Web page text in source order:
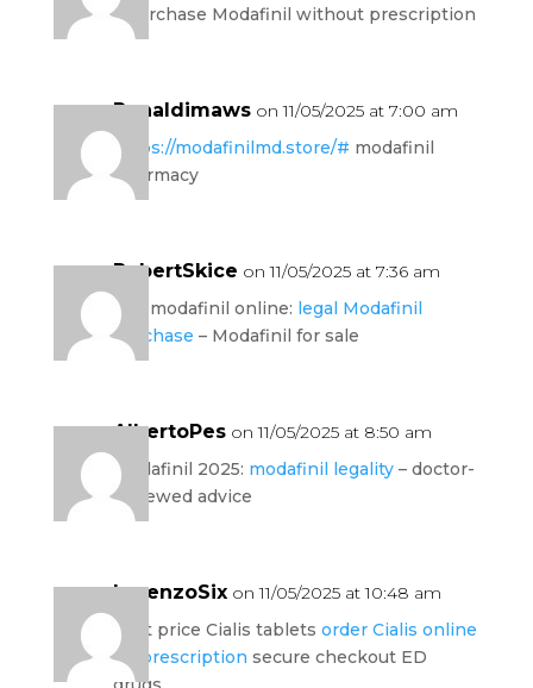
– purchase Modafinil without prescription
Ronaldimaws on 11/05/2025 at 7:00 am
https://modafinilmd.store/# modafinil
pharmacy
RobertSkice on 11/05/2025 at 7:36 am
buy modafinil online: legal Modafinil
purchase – Modafinil for sale
AlbertoPes on 11/05/2025 at 8:50 am
modafinil 2025: modafinil legality– doctor-
reviewed advice
LorenzoSix on 11/05/2025 at 10:48 am
best price Cialis tablets order Cialis online
no prescription secure checkout ED